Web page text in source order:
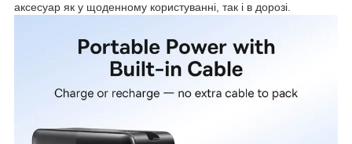
аксесуар як у щоденному користуванні, так і в дорозі.